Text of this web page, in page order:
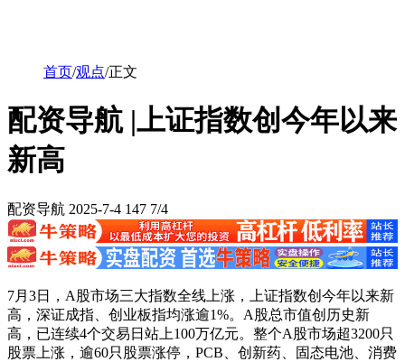
首页/观点/正文
配资导航 |上证指数创今年以来
新高
配资导航 2025-7-4 147 7/4
7月3日，A股市场三大指数全线上涨，上证指数创今年以来新
高，深证成指、创业板指均涨逾1%。A股总市值创历史新
高，已连续4个交易日站上100万亿元。整个A股市场超3200只
股票上涨，逾60只股票涨停，PCB、创新药、固态电池、消费